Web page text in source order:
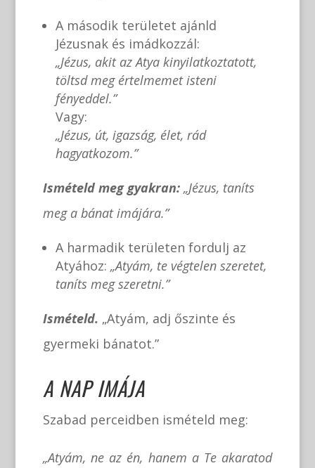
A második területet ajánld
Jézusnak és imádkozzál:
„Jézus, akit az Atya kinyilatkoztatott,
töltsd meg értelmemet isteni
fényeddel.”
Vagy:
„Jézus, út, igazság, élet, rád
hagyatkozom.”
Ismételd meg gyakran: „Jézus, taníts
meg a bánat imájára.”
A harmadik területen fordulj az
Atyához: „Atyám, te végtelen szeretet,
taníts meg szeretni.”
Ismételd. „Atyám, adj őszinte és
gyermeki bánatot.”
A NAP IMÁJA
Szabad perceidben ismételd meg:
„Atyám, ne az én, hanem a Te akaratod